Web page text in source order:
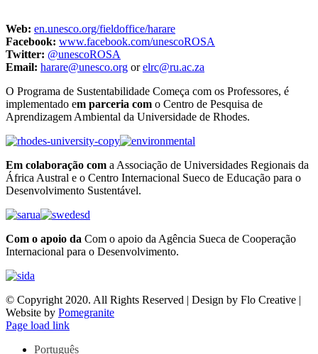
Web: en.unesco.org/fieldoffice/harare
Facebook: www.facebook.com/unescoROSA
Twitter: @unescoROSA
Email: harare@unesco.org orelrc@ru.ac.za
​O Programa de Sustentabilidade Começa com os Professores, é
implementado em parceria com o Centro de Pesquisa de
Aprendizagem Ambiental da Universidade de Rhodes.
​Em colaboração com a Associação de Universidades Regionais da
África Austral e o Centro Internacional Sueco de Educação para o
Desenvolvimento Sustentável.
Com o apoio da Com o apoio da Agência Sueca de Cooperação
Internacional para o Desenvolvimento.
© Copyright 2020. All Rights Reserved | Design by Flo Creative |
Website by Pomegranite
Page load link
Português